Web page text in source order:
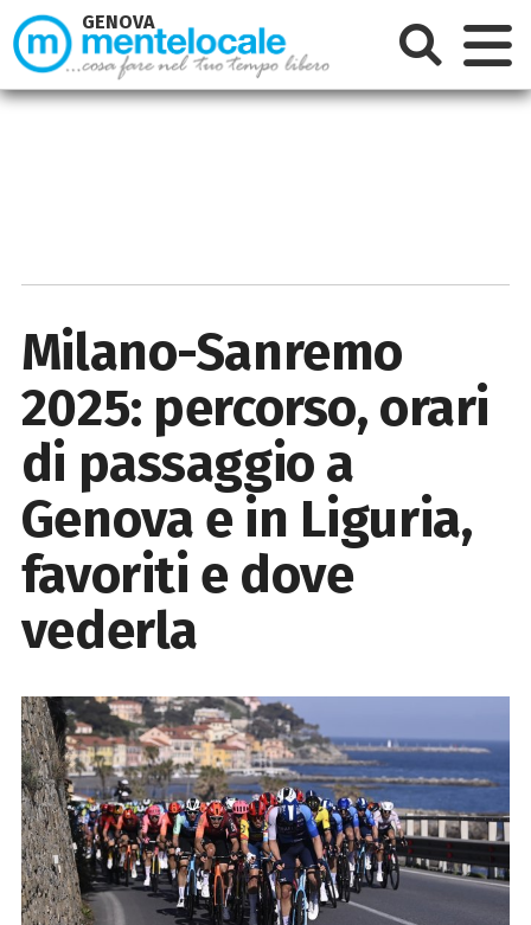
Milano-Sanremo
2025: percorso, orari
di passaggio a
Genova e in Liguria,
favoriti e dove
vederla
GENOVA